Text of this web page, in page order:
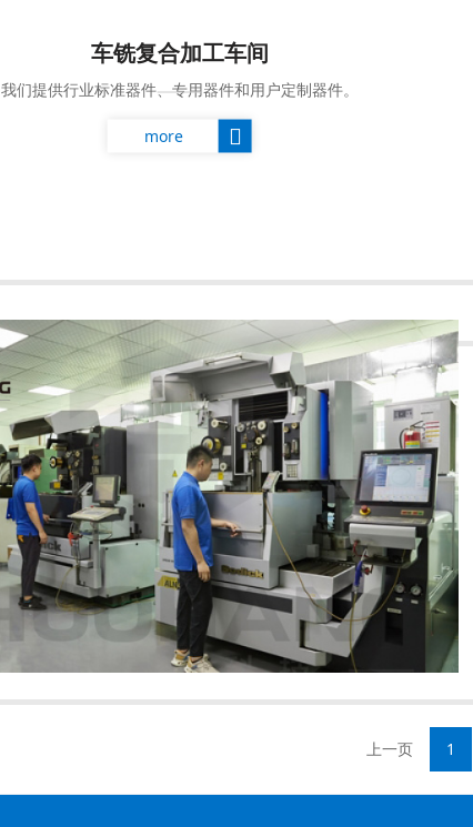
车铣复合加工车间
我们提供行业标准器件、专用器件和用户定制器件。
more
上一页 1